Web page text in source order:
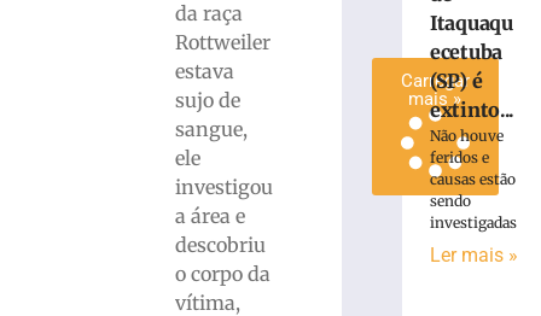
da raça
Rottweiler
estava
sujo de
sangue,
ele
investigou
a área e
descobriu
o corpo da
vítima,
Carregar
mais »
Itaquaqu
ecetuba
(SP) é
extinto...
Não houve
feridos e
causas estão
sendo
investigadas
Ler mais »